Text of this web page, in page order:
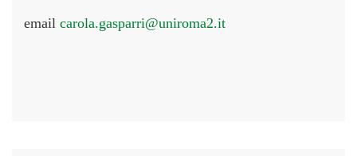
email carola.gasparri@uniroma2.it